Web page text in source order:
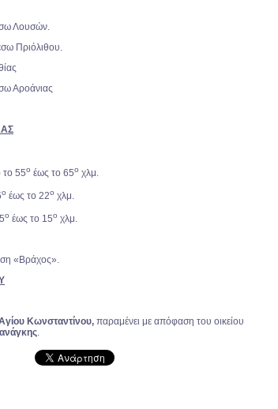
Λουσών.
Πριόλιθου.
Αροάνιας
55ο έως το 65ο χλμ.
ο έως το 22ο χλμ.
ο έως το 15ο χλμ.
«Βράχος».
Κωνσταντίνου, παραμένει με απόφαση του οικείου
.